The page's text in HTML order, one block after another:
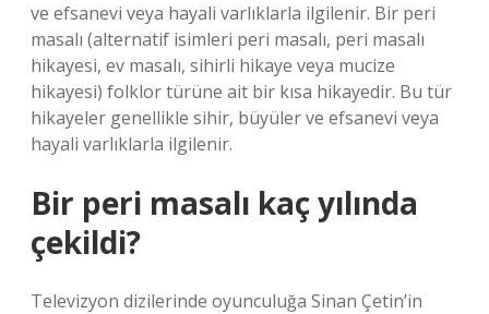
ve efsanevi veya hayali varlıklarla ilgilenir. Bir peri
masalı (alternatif isimleri peri masalı, peri masalı
hikayesi, ev masalı, sihirli hikaye veya mucize
hikayesi) folklor türüne ait bir kısa hikayedir. Bu tür
hikayeler genellikle sihir, büyüler ve efsanevi veya
hayali varlıklarla ilgilenir.
Bir peri masalı kaç yılında
çekildi?
Televizyon dizilerinde oyunculuğa Sinan Çetin’in